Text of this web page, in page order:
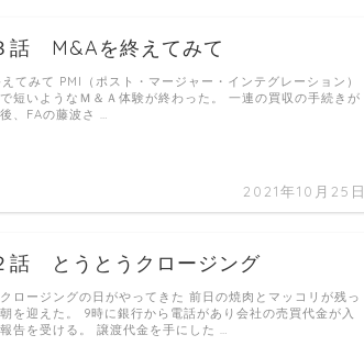
話 M&Aを終えてみて
2021年10月25日
てみて PMI（ポスト・マージャー・インテグレーション）
短いようなＭ＆Ａ体験が終わった。 一連の買収の手続きが
、FAの藤波さ …
話 とうとうクロージング
ロージングの日がやってきた 前日の焼肉とマッコリが残っ
を迎えた。 9時に銀行から電話があり会社の売買代金が入
告を受ける。 譲渡代金を手にした …